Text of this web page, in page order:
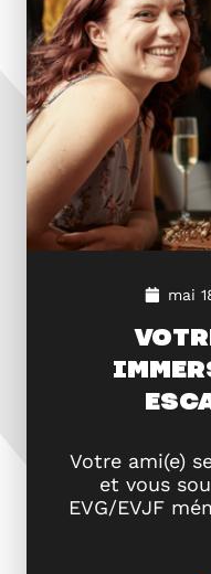
mai
Votre ami(e)
et vous
EVG/EVJF